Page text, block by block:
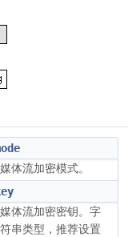
媒体流加密模式。
媒体流加密密钥。字
符串类型，推荐设置